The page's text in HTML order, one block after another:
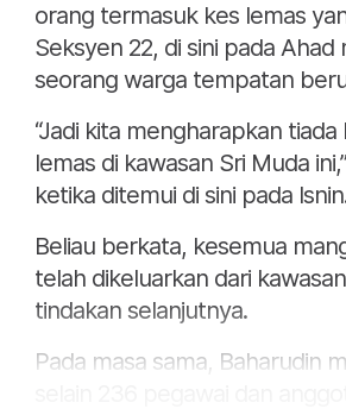
orang termasuk kes lemas
Seksyen 22, di sini pada
seorang warga tempatan
“Jadi kita mengharapkan tiada
lemas di kawasan Sri Muda
ketika ditemui di sini pada
Beliau berkata, kesemua
telah dikeluarkan dari
tindakan selanjutnya.
Pada masa sama, Baharudin